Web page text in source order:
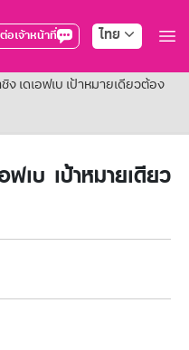
อเจ้าหน้าที่ ไทย
มด
การ
ชิง เดเอฟเบ เป้าหมายเดียวต้อง
ฟเบ เป้าหมายเดียว